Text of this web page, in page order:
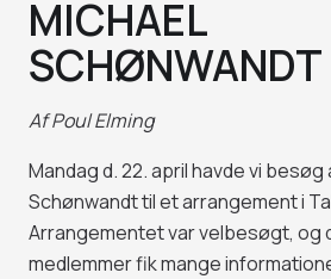
MICHAEL
SCHØNWANDT
AfPoul Elming
Mandag d. 22. april havde vi besøg
Schønwandt til et arrangement i
Arrangementet var velbesøgt, og
medlemmer fik mange